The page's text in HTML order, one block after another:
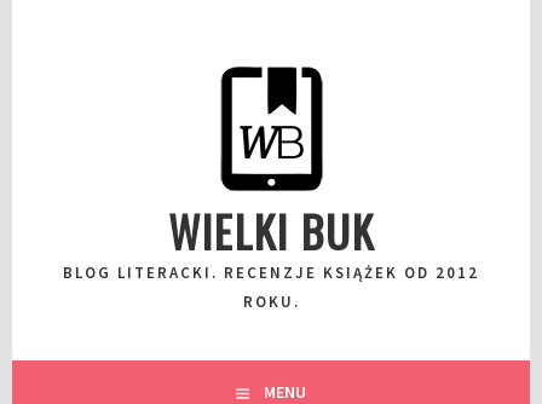
WIELKI BUK
BLOG LITERACKI. RECENZJE KSIĄŻEK OD 2012
ROKU.
MENU